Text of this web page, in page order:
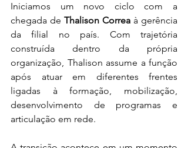
Iniciamos um novo ciclo com a
chegada de Thalison Correa à gerência
da filial no país. Com trajetória
construída dentro da própria
organização, Thalison assume a função
após atuar em diferentes frentes
ligadas à formação, mobilização,
desenvolvimento de programas e
articulação em rede.